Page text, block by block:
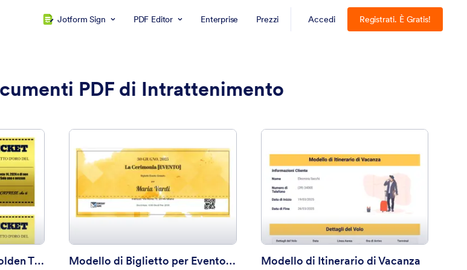
Jotform Sign PDF Editor Enterprise Prezzi Accedi Registrati. È Gratis!
PDF di Intrattenimento
Willy Wonka Golden Ticket
Modello Willy Wonka Golden Ticket
Anteprima: Modello di Biglietto per Evento Gratuito
Modello di Biglietto per Evento Gratuito
Anteprima: Modello di Itinerario
Modello di Itinerario di Vacanza